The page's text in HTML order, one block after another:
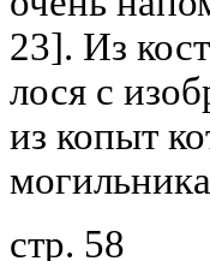
23]. Из
лося с
из копыт
стр. 58